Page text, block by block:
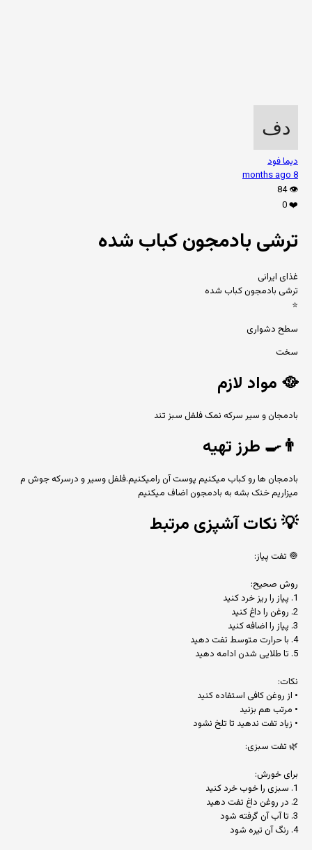
دیما فود
8 months ago
👁️
84
❤️
0
ترشی بادمجون کباب شده
غذای ایرانی
ترشی بادمجون کباب شده
⭐
سطح دشواری
سخت
🥘 مواد لازم
بادمجان و سیر سرکه نمک فلفل سبز تند
👨‍🍳 طرز تهیه
بادمجان ها رو کباب میکنیم پوست آن رامیکنیم.فلفل وسیر و درسرکه جوش م
میزاریم خنک بشه به بادمجون اضاف میکنیم
💡نکات آشپزی مرتبط
🧅 تفت پیاز:
روش صحیح:
1. پیاز را ریز خرد کنید
2. روغن را داغ کنید
3. پیاز را اضافه کنید
4. با حرارت متوسط تفت دهید
5. تا طلایی شدن ادامه دهید
نکات:
• از روغن کافی استفاده کنید
• مرتب هم بزنید
• زیاد تفت ندهید تا تلخ نشود
🌿 تفت سبزی:
برای خورش:
1. سبزی را خوب خرد کنید
2. در روغن داغ تفت دهید
3. تا آب آن گرفته شود
4. رنگ آن تیره شود